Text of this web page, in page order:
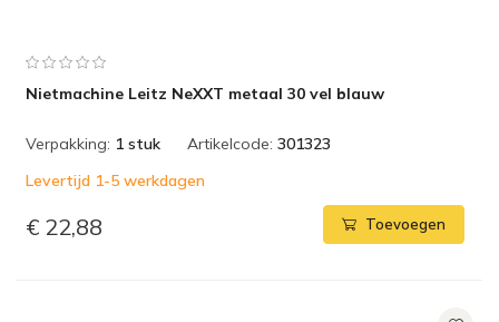
Nietmachine Leitz NeXXT metaal 30 vel blauw
Verpakking: 1 stuk Artikelcode: 301323
Levertijd 1-5 werkdagen
€ 22,88 Toevoegen